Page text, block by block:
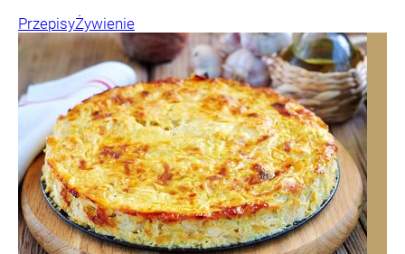
PrzepisyŻywienie